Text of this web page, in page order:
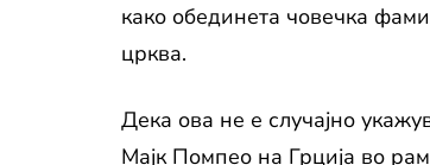
како обединета човечка
црква.
Дека ова не е случајно
Мајк Помпео на Грција во